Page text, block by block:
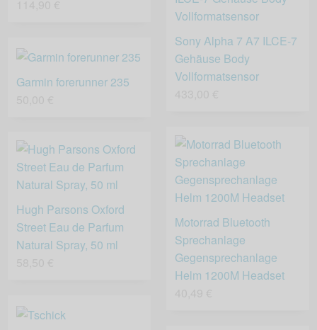
Sony Alpha 7 A7 ILCE-7
Gehäuse Body
Vollformatsensor
Garmin forerunner 235
Motorrad Bluetooth
Sprechanlage
Gegensprechanlage
Helm 1200M Headset
Hugh Parsons Oxford
Street Eau de Parfum
Natural Spray, 50 ml